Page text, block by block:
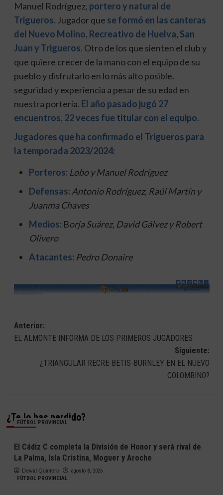
Manuel Rodríguez, portero y natural de
Trigueros. Jugador que se formó en las canteras
del Nuevo Molino, Recreativo de Huelva, San
Juan y Trigueros. Otro de los que sienten el club y
que quiere crecer de la mano con el equipo de su
pueblo y disfrutarlo en lo más alto posible.
seguridad y experiencia a pesar de su edad en
nuestra portería. El año pasado jugó 27
encuentros, 22 veces fue titular con el equipo.
Jugadores que ha confirmado el Trigueros para
la temporada 2023/2024:
Porteros: Lobo y Manuel Rodríguez
Defensas: Antonio Rodríguez, Raúl Martín y
Juanma Chaves
Medios: Borja Suárez, David Gálvez y Robert
Olivero
Atacantes: Pedro Donaire
Navegación
de
entradas
Anterior:
EL ALMONTE INFORMA DE LOS PRIMEROS JUGADORES
Siguiente:
¿TRIANGULAR RECRE-BETIS-BURNLEY EN EL NUEVO
COLOMBINO?
¿Te lo has perdido?
FÚTBOL PROVINCIAL
El Cádiz C completa la División de Honor y será rival de
La Palma, Isla Cristina, Moguer y Aroche
Deivid Quintero
agosto 8, 2026
FÚTBOL PROVINCIAL